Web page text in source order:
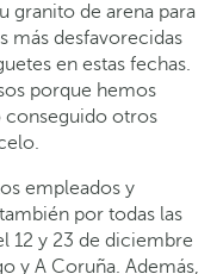
granito de arena para
más desfavorecidas
en estas fechas.
porque hemos
conseguido otros
empleados y
por todas las
12 y 23 de diciembre
y A Coruña. Además,